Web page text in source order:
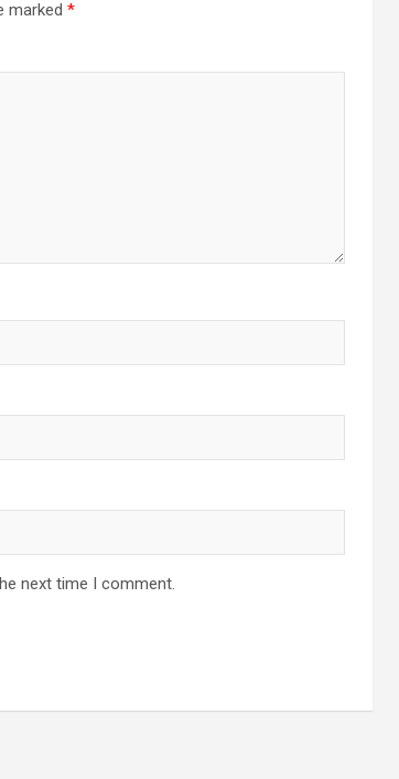
marked *
next time I comment.